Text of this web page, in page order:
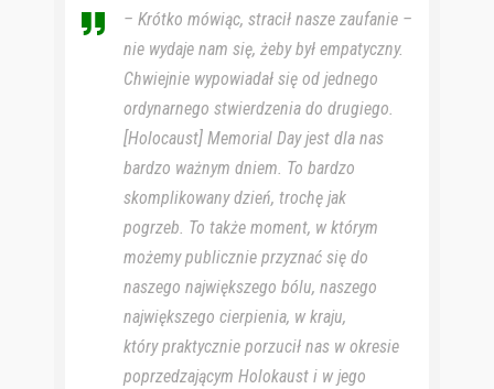
– Krótko mówiąc, stracił nasze zaufanie –
nie wydaje nam się, żeby był empatyczny.
Chwiejnie wypowiadał się od jednego
ordynarnego stwierdzenia do drugiego.
[Holocaust] Memorial Day jest dla nas
bardzo ważnym dniem. To bardzo
skomplikowany dzień, trochę jak
pogrzeb. To także moment, w którym
możemy publicznie przyznać się do
naszego największego bólu, naszego
największego cierpienia, w kraju,
który praktycznie porzucił nas w okresie
poprzedzającym Holokaust i w jego